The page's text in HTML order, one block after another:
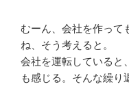
むーん、会社を作って
ね、そう考えると。
会社を運転していると
も感じる。そんな繰り